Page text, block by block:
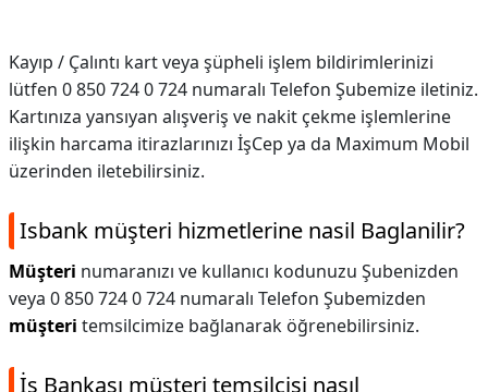
Kayıp / Çalıntı kart veya şüpheli işlem bildirimlerinizi
lütfen 0 850 724 0 724 numaralı Telefon Şubemize iletiniz.
Kartınıza yansıyan alışveriş ve nakit çekme işlemlerine
ilişkin harcama itirazlarınızı İşCep ya da Maximum Mobil
üzerinden iletebilirsiniz.
Isbank müşteri hizmetlerine nasil Baglanilir?
Müşteri numaranızı ve kullanıcı kodunuzu Şubenizden
veya 0 850 724 0 724 numaralı Telefon Şubemizden
müşteri temsilcimize bağlanarak öğrenebilirsiniz.
İş Bankası müşteri temsilcisi nasıl